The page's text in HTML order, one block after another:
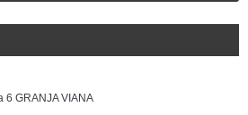
6 GRANJA VIANA